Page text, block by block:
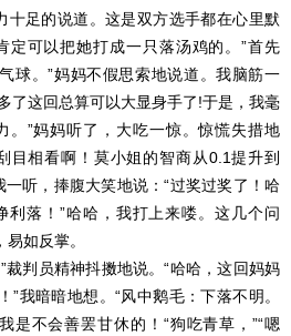
足的说道。这是双方选手都在心里默
定可以把她打成一只落汤鸡的。”首先
球。”妈妈不假思索地说道。我脑筋一
了这回总算可以大显身手了!于是，我毫
。”妈妈听了，大吃一惊。惊慌失措地
目相看啊！莫小姐的智商从0.1提升到
听，捧腹大笑地说：“过奖过奖了！哈
落！”哈哈，我打上来喽。这几个问
如反掌。
判员精神抖擞地说。“哈哈，这回妈妈
我暗暗地想。“风中鹅毛：下落不明。
是不会善罢甘休的！“狗吃青草，”“嗯